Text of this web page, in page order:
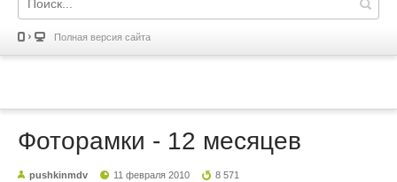
Полная версия сайта
Фоторамки - 12 месяцев
pushkinmdv 11 февраля 2010 8 571